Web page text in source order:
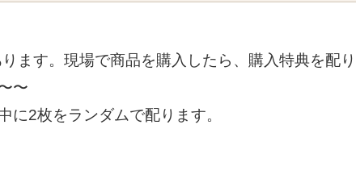
ます。現場で商品を購入したら、購入特典を配
〜
に2枚をランダムで配ります。